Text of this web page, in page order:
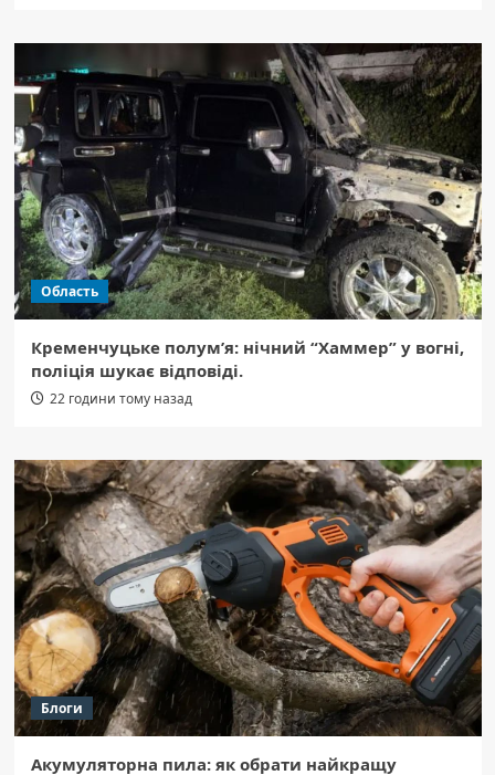
Область
Кременчуцьке полум’я: нічний “Хаммер” у вогні,
поліція шукає відповіді.
22 години тому назад
Блоги
Акумуляторна пила: як обрати найкращу